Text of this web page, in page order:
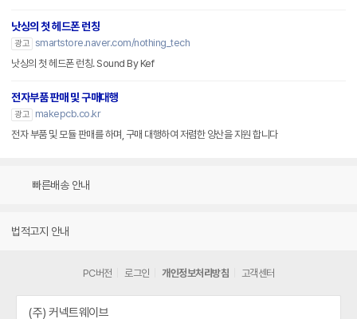
낫싱의 첫 헤드폰 런칭
광고 smartstore.naver.com/nothing_tech
낫싱의 첫 헤드폰 런칭. Sound By Kef
전자부품 판매 및 구매대행
광고
makepcb.co.kr
전자 부품 및 모듈 판매를 하며, 구매 대행하여 저렴한 양산을 지원 합니다
빠른배송 안내
법적고지 안내
PC버전 로그인 개인정보처리방침 고객센터
(주) 커넥트웨이브